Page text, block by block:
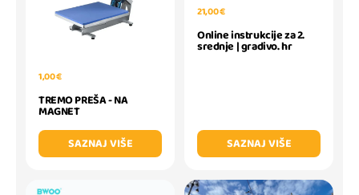
1,00 €
TREMO PREŠA - NA
MAGNET
SAZNAJ VIŠE
21,00 €
Online instrukcije za 2.
srednje | gradivo. hr
SAZNAJ VIŠE